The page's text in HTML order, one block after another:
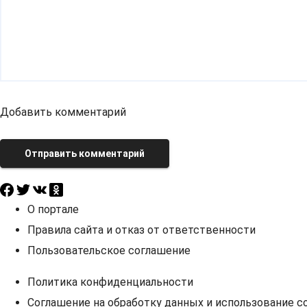
Добавить комментарий
Отправить комментарий
О портале
Правила сайта и отказ от ответственности
Пользовательское соглашение
Политика конфиденциальности
Соглашение на обработку данных и использование